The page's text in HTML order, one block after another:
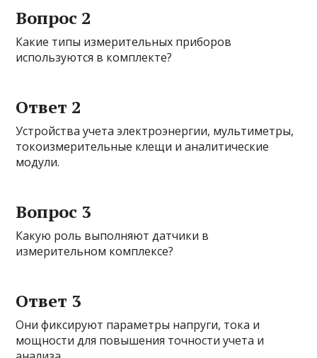
Вопрос 2
Какие типы измерительных приборов
используются в комплекте?
Ответ 2
Устройства учета электроэнергии, мультиметры,
токоизмерительные клещи и аналитические
модули.
Вопрос 3
Какую роль выполняют датчики в
измерительном комплексе?
Ответ 3
Они фиксируют параметры напруги, тока и
мощности для повышения точности учета и